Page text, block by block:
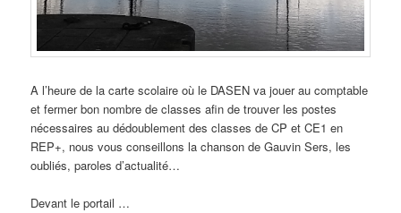
A l’heure de la carte scolaire où le DASEN va jouer au comptable
et fermer bon nombre de classes afin de trouver les postes
nécessaires au dédoublement des classes de CP et CE1 en
REP+, nous vous conseillons la chanson de Gauvin Sers, les
oubliés, paroles d’actualité…
Devant le portail …